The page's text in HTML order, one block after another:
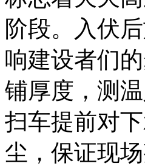
阶段。入伏
响建设者们
铺厚度，测
扫车提前对
尘，保证现